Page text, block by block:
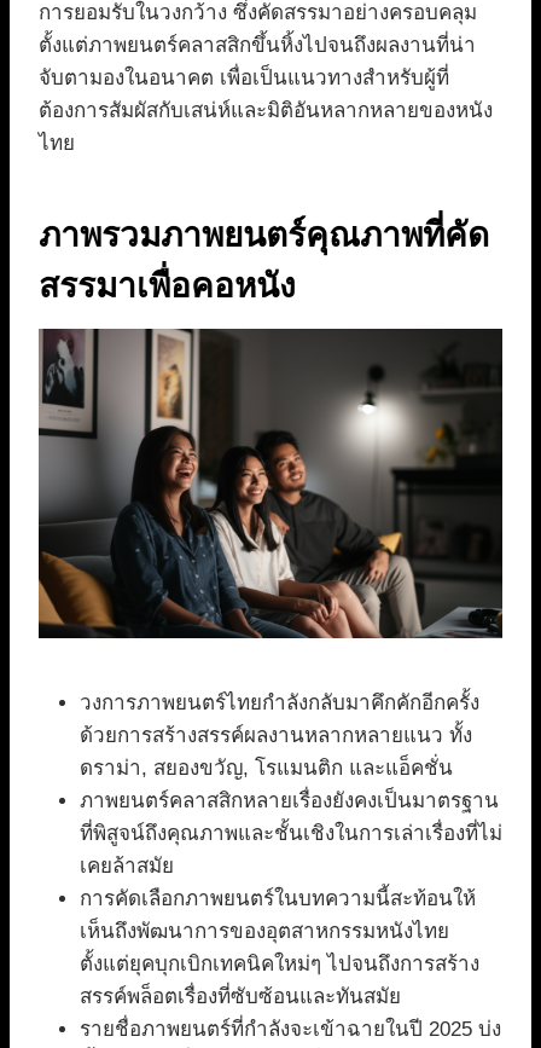
การยอมรับในวงกว้าง ซึ่งคัดสรรมาอย่างครอบคลุม
ตั้งแต่ภาพยนตร์คลาสสิกขึ้นหิ้งไปจนถึงผลงานที่น่า
จับตามองในอนาคต เพื่อเป็นแนวทางสำหรับผู้ที่
ต้องการสัมผัสกับเสน่ห์และมิติอันหลากหลายของหนัง
ไทย
ภาพรวมภาพยนตร์คุณภาพที่คัด
สรรมาเพื่อคอหนัง
วงการภาพยนตร์ไทยกำลังกลับมาคึกคักอีกครั้ง
ด้วยการสร้างสรรค์ผลงานหลากหลายแนว ทั้ง
ดราม่า, สยองขวัญ, โรแมนติก และแอ็คชั่น
ภาพยนตร์คลาสสิกหลายเรื่องยังคงเป็นมาตรฐาน
ที่พิสูจน์ถึงคุณภาพและชั้นเชิงในการเล่าเรื่องที่ไม่
เคยล้าสมัย
การคัดเลือกภาพยนตร์ในบทความนี้สะท้อนให้
เห็นถึงพัฒนาการของอุตสาหกรรมหนังไทย
ตั้งแต่ยุคบุกเบิกเทคนิคใหม่ๆ ไปจนถึงการสร้าง
สรรค์พล็อตเรื่องที่ซับซ้อนและทันสมัย
รายชื่อภาพยนตร์ที่กำลังจะเข้าฉายในปี 2025 บ่ง